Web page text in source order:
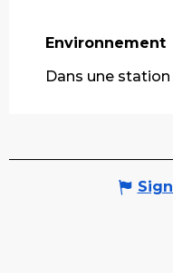
Environnement
Environnement
Dans une